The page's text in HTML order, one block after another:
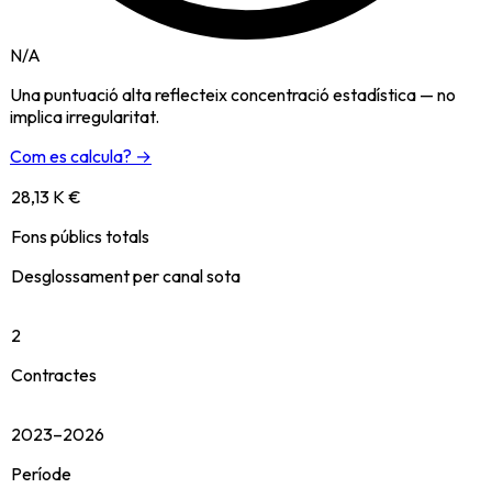
N/A
Una puntuació alta reflecteix concentració estadística — no
implica irregularitat.
Com es calcula? →
28,13 K €
Fons públics totals
Desglossament per canal sota
2
Contractes
2023–2026
Període